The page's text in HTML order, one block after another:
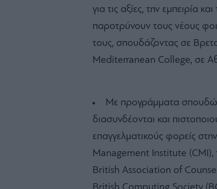
για τις αξίες, την εμπειρία
παροτρύνουν τους νέους
τους, σπουδάζοντας σε
Mediterranean College, σε
Με προγράμματα
διασυνδέονται και
επαγγελματικούς φορείς
Management Institute
British Association of